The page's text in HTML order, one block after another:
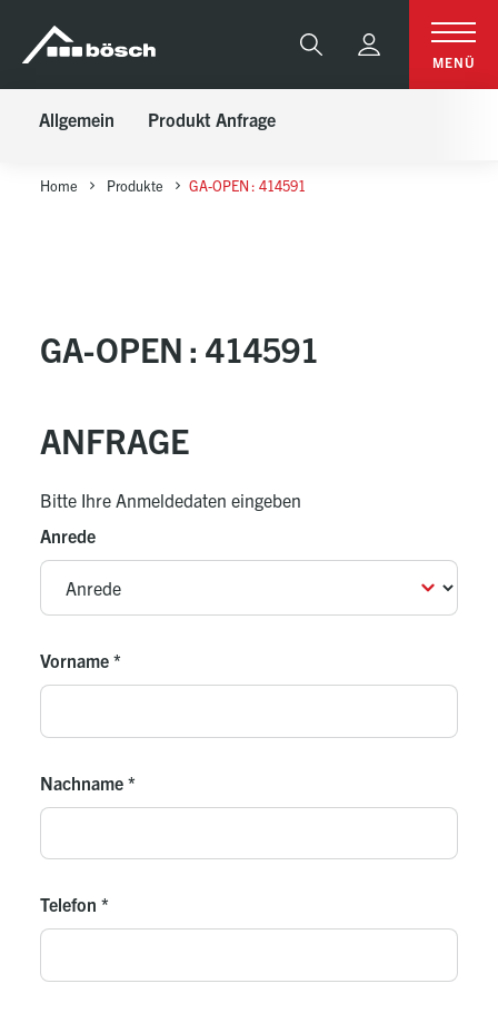
sr.skip-to.main-content
sr.skip-to.table-of-contents
sr.skip-to.main-navigation
Suche MENÜ
Allgemein Produkt Anfrage
Home Produkte GA-OPEN : 414591
GA-OPEN : 414591
ANFRAGE
Bitte Ihre Anmeldedaten eingeben
Anrede
Vorname *
Nachname *
Telefon *